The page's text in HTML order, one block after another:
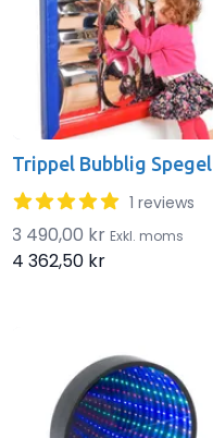
Trippel Bubblig Spegel
5 out of 5 stars1 reviews
3 490,00 kr Exkl. moms
4 362,50 kr